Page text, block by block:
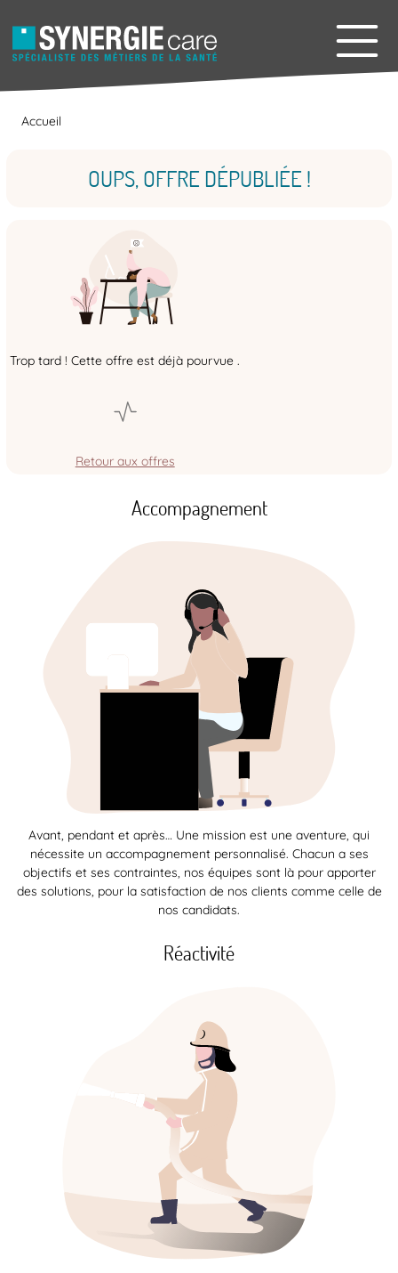
Accueil
OUPS, OFFRE DÉPUBLIÉE !
Trop tard ! Cette offre est déjà pourvue .
Retour aux offres
Accompagnement
Avant, pendant et après… Une mission est une aventure, qui
nécessite un accompagnement personnalisé. Chacun a ses
objectifs et ses contraintes, nos équipes sont là pour apporter
des solutions, pour la satisfaction de nos clients comme celle de
nos candidats.
Réactivité